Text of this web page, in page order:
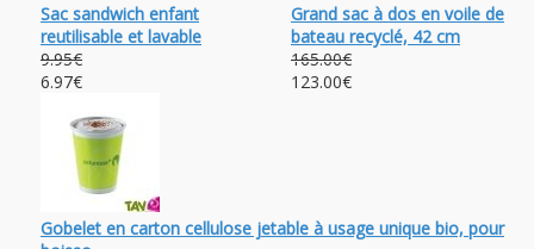
Sac sandwich enfant
reutilisable et lavable
9.95€
6.97€
Grand sac à dos en voile de
bateau recyclé, 42 cm
165.00€
123.00€
Gobelet en carton cellulose jetable à usage unique bio, pour